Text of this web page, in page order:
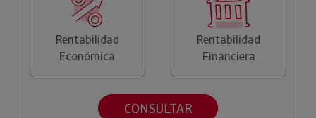
Rentabilidad
Económica
Rentabilidad
Financiera
CONSULTAR